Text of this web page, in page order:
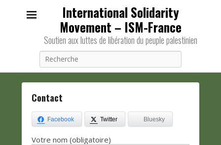
International Solidarity
Movement – ISM-France
Soutien aux luttes de libération du peuple palestinien
Contact
t
Facebook Twitter Bluesky
Votre nom (obligatoire)